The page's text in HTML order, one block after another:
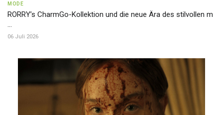
MODE
RORRY’s CharmGo-Kollektion und die neue Ära des stilvollen m
...
06 Juli 2026